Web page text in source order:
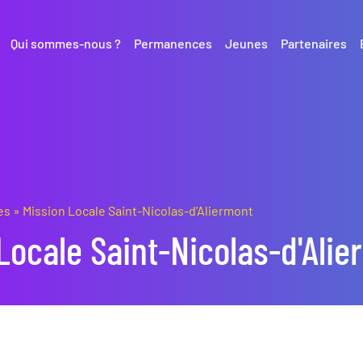
Qui sommes-nous ? Permanences Jeunes Partenaires
» Mission Locale Saint-Nicolas-d’Aliermont
Saint-Nicolas-